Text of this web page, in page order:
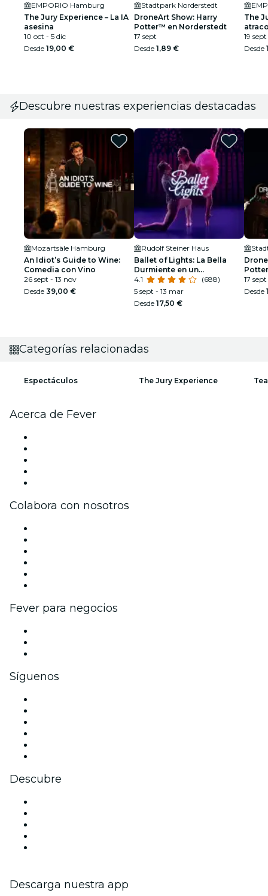
EMPORIO Hamburg
The Jury Experience – La IA
asesina
10 oct - 5 dic
Desde 19,00 €
Stadtpark Norderstedt
DroneArt Show: Harry
Potter™ en Norderstedt
17 sept
Desde 1,89 €
The
19
Desde
Descubre nuestras experiencias destacadas
Mozartsäle Hamburg
An Idiot’s Guide to Wine:
Comedia con Vino
26 sept - 13 nov
Desde 39,00 €
Rudolf Steiner Haus
Ballet of Lights: La Bella
Durmiente en un
espectáculo deslumbrante
4.1
(688)
5 sept - 13 mar
Desde 17,50 €
17 sept
Desde
Categorías relacionadas
Espectáculos The Jury Experience
Acerca de Fever
Colabora con nosotros
Fever para negocios
Síguenos
Descubre
Descarga nuestra app